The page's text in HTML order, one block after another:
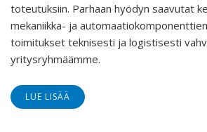
toteutuksiin. Parhaan hyödyn saavutat
mekaniikka- ja
toimitukset teknisesti ja logistisesti
yritysryhmäämme.
LUE LISÄÄ